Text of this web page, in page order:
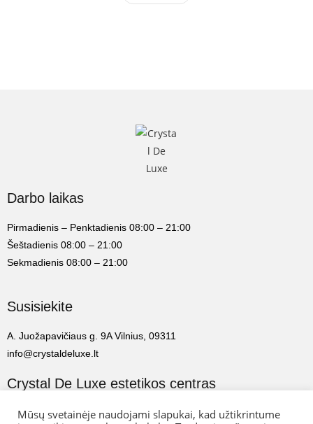
Darbo laikas
Pirmadienis – Penktadienis 08:00 – 21:00
Šeštadienis 08:00 – 21:00
Sekmadienis 08:00 – 21:00
Susisiekite
A. Juožapavičiaus g. 9A Vilnius, 09311
info@crystaldeluxe.lt
Crystal De Luxe estetikos centras
2022 Crystal De Luxe estetikos centras. Visos teisės saugomos.
Mūsų svetainėje naudojami slapukai, kad užtikrintume